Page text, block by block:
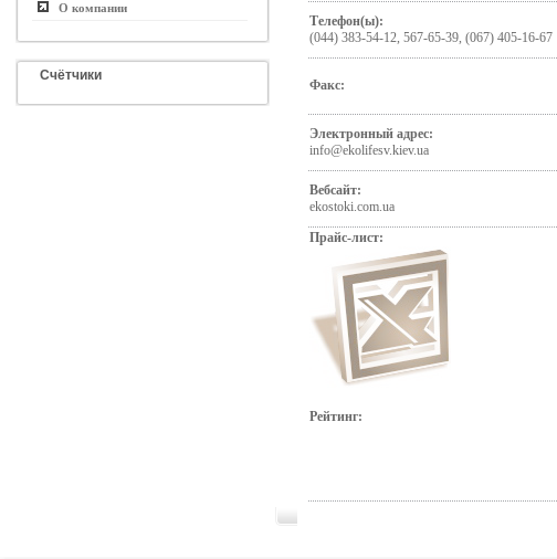
О компании
Счётчики
Телефон(ы):
(044) 383-54-12, 567-65-39, (067) 405-16-67
Факс:
Электронный адрес:
info@ekolifesv.kiev.ua
Вебсайт:
ekostoki.com.ua
Прайс-лист:
Рейтинг: